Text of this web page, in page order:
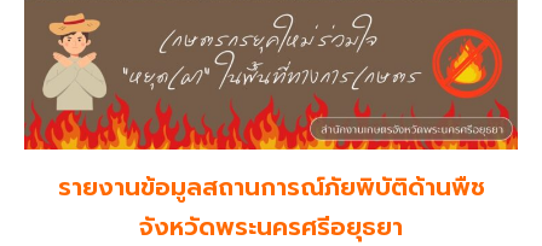
รายงานข้อมูลสถานการณ์ภัยพิบัติด้านพืช
จังหวัดพระนครศรีอยุธยา